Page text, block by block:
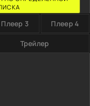
Плеер 3 Плеер 4
Трейлер